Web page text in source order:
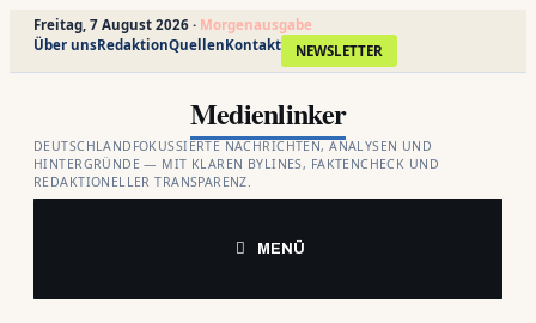
Freitag, 7 August 2026 · Morgenausgabe
Über unsRedaktionQuellenKontakt NEWSLETTER
springen
Medienlinker
DEUTSCHLANDFOKUSSIERTE NACHRICHTEN, ANALYSEN UND
HINTERGRÜNDE — MIT KLAREN BYLINES, FAKTENCHECK UND
REDAKTIONELLER TRANSPARENZ.
MENÜ